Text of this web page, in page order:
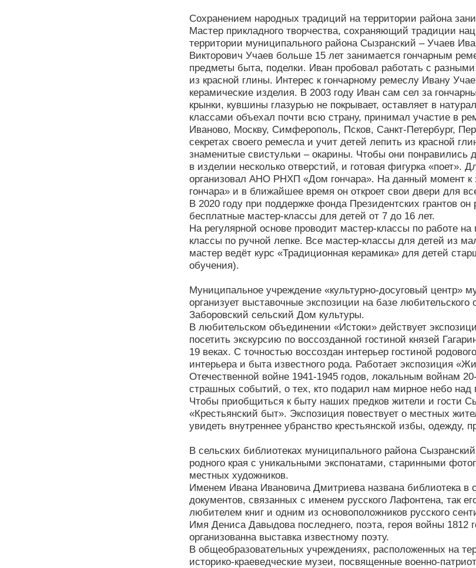
Сохранением народных традиций на территории района
Мастер прикладного творчества, сохраняющий традиции
территории муниципального района Сызранский – Учаев
Викторович Учаев больше 15 лет занимается гончарным
предметы быта, поделки. Иван пробовал работать с
из красной глины. Интерес к гончарному ремеслу Ивану
керамические изделия. В 2003 году Иван сам сел за
крынки, кувшины глазурью не покрывает, оставляет в
классами объехал почти всю страну, принимал участие в
Иваново, Москву, Симферополь, Псков, Санкт-Петербург,
секретах своего ремесла и учит детей лепить из красной
знаменитые свистульки – окарины. Чтобы они
в изделии несколько отверстий, и готовая фигурка
организовал АНО РНХП «Дом гончара». На данный момент к
гончара» и в ближайшее время он откроет свои двери для
В 2020 году при поддержке фонда Президентских грантов
бесплатные мастер-классы для детей от 7 до 16 лет.
На регулярной основе проводит мастер-классы по работе
классы по ручной лепке. Все мастер-классы для детей из
мастер ведёт курс «Традиционная керамика» для детей
обучения).
Муниципальное учреждение «культурно-досуговый центр»
организует выставочные экспозиции на базе
Заборовский сельский Дом культуры.
В любительском объединении «Истоки» действует
посетить экскурсию по воссозданной гостиной князей
19 веках. С точностью воссоздан интерьер гостиной
интерьера и быта известного рода. Работает экспозиция
Отечественной войне 1941-1945 годов, локальным войнам
страшных событий, о тех, кто подарил нам мирное небо над
Чтобы приобщиться к быту наших предков жители и гости
«Крестьянский быт». Экспозиция повествует о местных
увидеть внутреннее убранство крестьянской избы,
В сельских библиотеках муниципального района
родного края с уникальными экспонатами, старинными
местных художников.
Именем Ивана Ивановича Дмитриева названа библиотека в
документов, связанных с именем русского Лафонтена, так
любителем книг и одним из основоположников русского
Имя Дениса Давыдова последнего, поэта, героя войны 1812
организованна выставка известному поэту.
В общеобразовательных учреждениях, расположенных на
историко-краеведческие музеи, посвященные военно-